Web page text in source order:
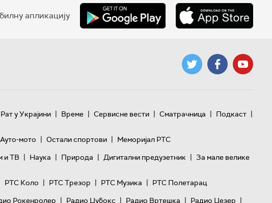
апликацију
Рат у Украјини | Време | Сервисне вести | Сматрачница | Подкаст |
Ауто-мото | Остали спортови | Меморијал РТС
и ТВ | Наука | Природа | Дигитални предузетник | За мале велике
РТС Коло | РТС Трезор | РТС Музика | РТС Полетарац
Рокенролер | Радио Џубокс | Радио Вртешка | Радио Џезер |